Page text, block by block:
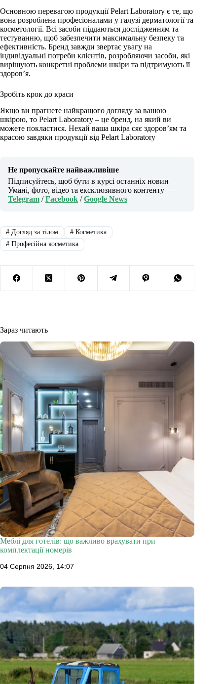
Основною перевагою продукції Pelart Laboratory є те, що
вона розроблена професіоналами у галузі дерматології та
косметології. Всі засоби піддаються дослідженням та
тестуванню, щоб забезпечити максимальну безпеку та
ефективність. Бренд завжди звертає увагу на
індивідуальні потреби клієнтів, розробляючи засоби, які
вирішують конкретні проблеми шкіри та підтримують її
здоров’я.
Зробіть крок до краси
Якщо ви прагнете найкращого догляду за вашою
шкірою, то Pelart Laboratory – це бренд, на який ви
можете покластися. Нехай ваша шкіра сяє здоров’ям та
красою завдяки продукції від Pelart Laboratory
Не пропускайте найважливіше
Підписуйтесь, щоб бути в курсі останніх новин
Умані, фото, відео та ексклюзивного контенту —
Telegram /Facebook /Google News
#Догляд за тілом #Косметика
#Професійна косметика
Зараз читають
Меблі для готелів: що важливо врахувати при
комплектації номерів
04 Серпня 2026, 14:07